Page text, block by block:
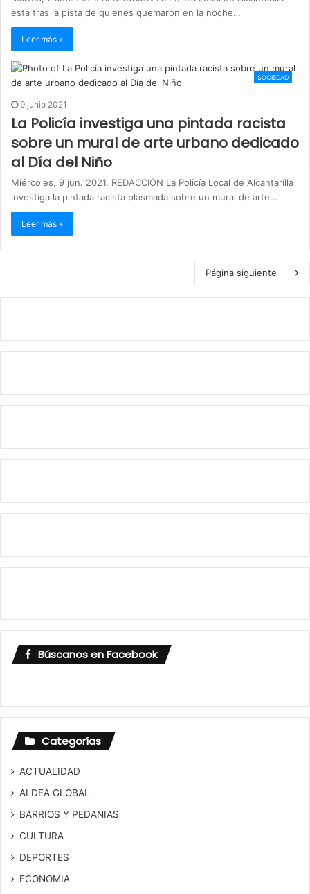
está tras la pista de quienes quemaron en la noche…
Leer más »
SOCIEDAD
9 junio 2021
La Policía investiga una pintada racista
sobre un mural de arte urbano dedicado
al Día del Niño
Miércoles, 9 jun. 2021. REDACCIÓN La Policía Local de Alcantarilla
investiga la pintada racista plasmada sobre un mural de arte…
Leer más »
Página siguiente
Búscanos en Facebook
Categorías
ACTUALIDAD
ALDEA GLOBAL
BARRIOS Y PEDANIAS
CULTURA
DEPORTES
ECONOMIA